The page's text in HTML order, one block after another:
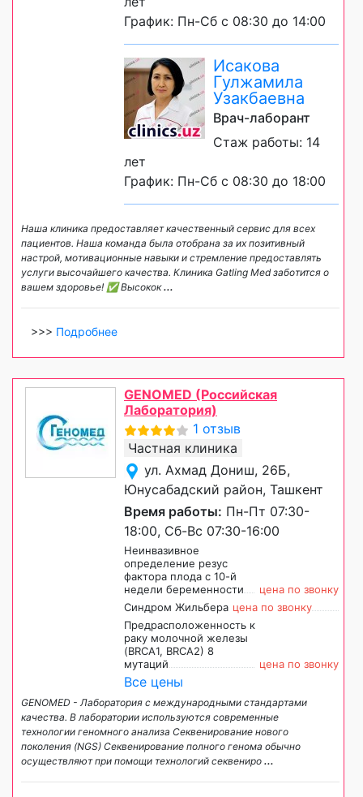
График: Пн-Сб с 08:30 до 14:00
Исакова
Гулжамила
Узакбаевна
Врач-лаборант
Стаж работы: 14
лет
График: Пн-Сб с 08:30 до 18:00
Наша клиника предоставляет качественный сервис для всех
пациентов. Наша команда была отобрана за их позитивный
настрой, мотивационные навыки и стремление предоставлять
услуги высочайшего качества. Клиника Gatling Med заботится о
вашем здоровье! ✅ Высокок...
>>> Подробнее
GENOMED (Российская
Лаборатория)
1 отзыв
Частная клиника
ул. Ахмад Дониш, 26Б,
Юнусабадский район, Ташкент
Время работы: Пн-Пт 07:30-
18:00, Сб-Вс 07:30-16:00
Неинвазивное
определение резус
фактора плода с 10-й
недели беременности
цена по звонку
Синдром Жильбера цена по звонку
Предрасположенность к
раку молочной железы
(BRCA1, BRCA2) 8
мутаций
цена по звонку
Все цены
GENOMED - Лаборатория с международными стандартами
качества. В лаборатории используются современные
технологии геномного анализа Секвенирование нового
поколения (NGS) Секвенирование полного генома обычно
осуществляют при помощи технологий секвениро ...